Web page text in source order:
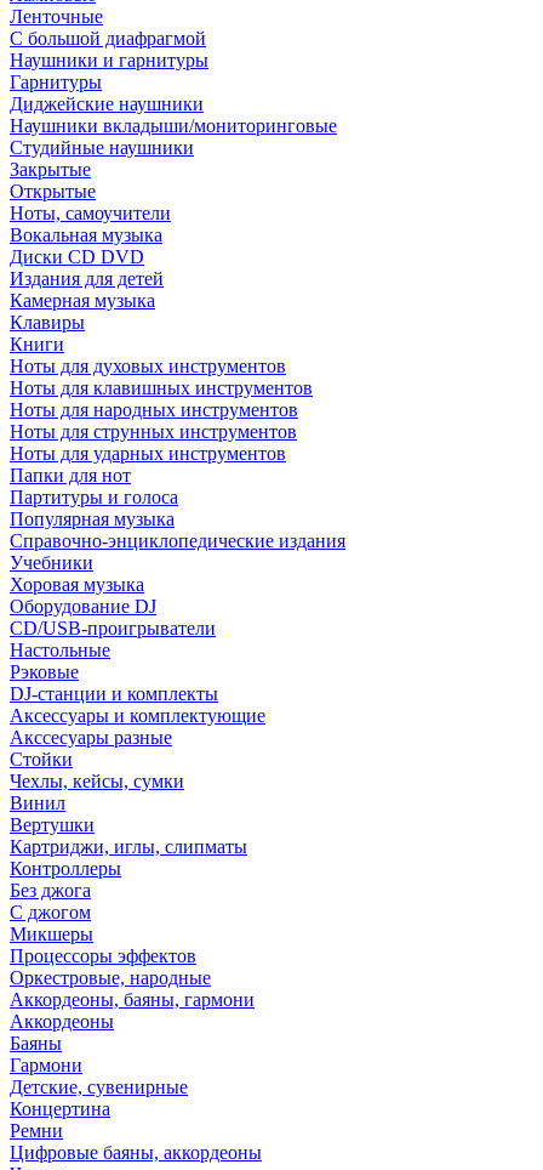
Ленточные
С большой диафрагмой
Наушники и гарнитуры
Гарнитуры
Диджейские наушники
Наушники вкладыши/мониторинговые
Студийные наушники
Закрытые
Открытые
Ноты, самоучители
Вокальная музыка
Диски CD DVD
Издания для детей
Камерная музыка
Клавиры
Книги
Ноты для духовых инструментов
Ноты для клавишных инструментов
Ноты для народных инструментов
Ноты для струнных инструментов
Ноты для ударных инструментов
Папки для нот
Партитуры и голоса
Популярная музыка
Справочно-энциклопедические издания
Учебники
Хоровая музыка
Оборудование DJ
CD/USB-проигрыватели
Настольные
Рэковые
DJ-станции и комплекты
Аксессуары и комплектующие
Акссесуары разные
Стойки
Чехлы, кейсы, сумки
Винил
Вертушки
Картриджи, иглы, слипматы
Контроллеры
Без джога
С джогом
Микшеры
Процессоры эффектов
Оркестровые, народные
Аккордеоны, баяны, гармони
Аккордеоны
Баяны
Гармони
Детские, сувенирные
Концертина
Ремни
Цифровые баяны, аккордеоны